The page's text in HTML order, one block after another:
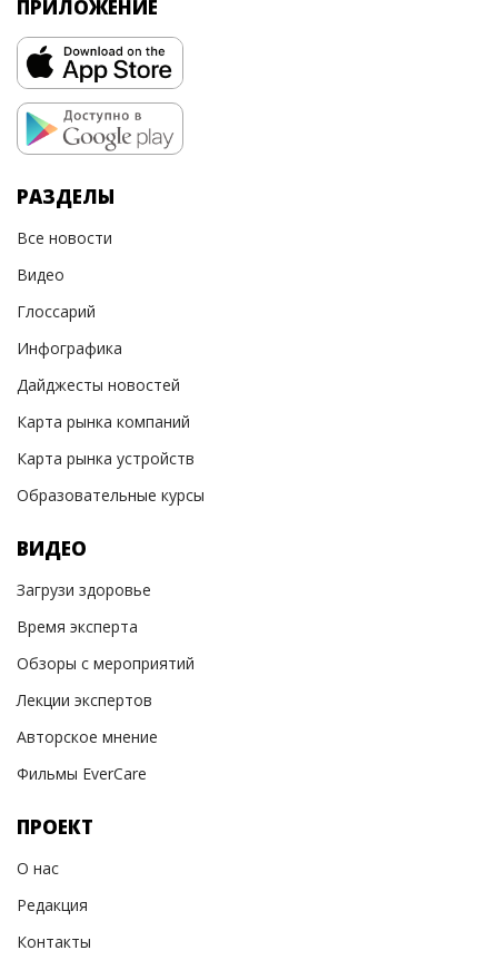
ПРИЛОЖЕНИЕ
РАЗДЕЛЫ
Все новости
Видео
Глоссарий
Инфографика
Дайджесты новостей
Карта рынка компаний
Карта рынка устройств
Образовательные курсы
ВИДЕО
Загрузи здоровье
Время эксперта
Обзоры с мероприятий
Лекции экспертов
Авторское мнение
Фильмы EverCare
ПРОЕКТ
О нас
Редакция
Контакты